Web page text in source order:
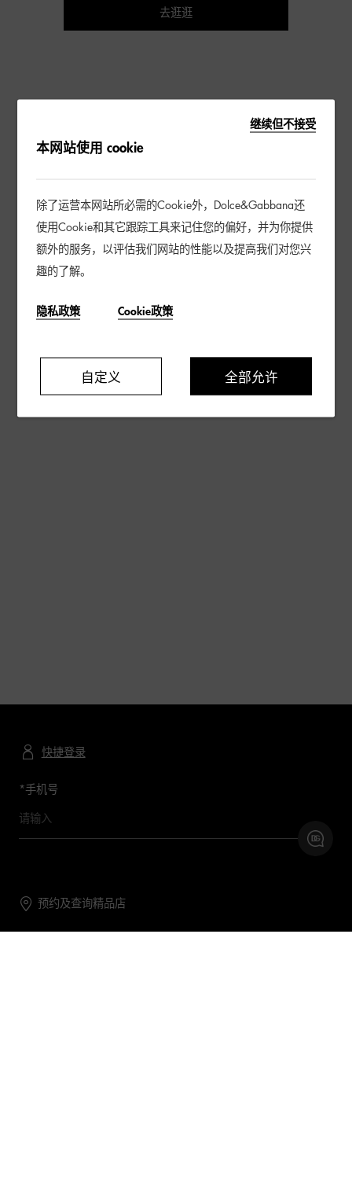
去逛逛
快捷登录
*手机号
预约及查询精品店
继续但不接受
本网站使用 cookie
除了运营本网站所必需的Cookie外，Dolce&Gabbana还
使用Cookie和其它跟踪工具来记住您的偏好，并为你提供
额外的服务，以评估我们网站的性能以及提高我们对您兴
趣的了解。
隐私政策 Cookie政策
自定义 全部允许